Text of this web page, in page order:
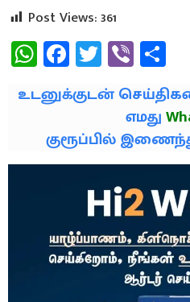
Post Views:361
WhatsApp
Facebook
Twitter
Viber
உடனுக்குடன்
எமது
குரூப்பில்